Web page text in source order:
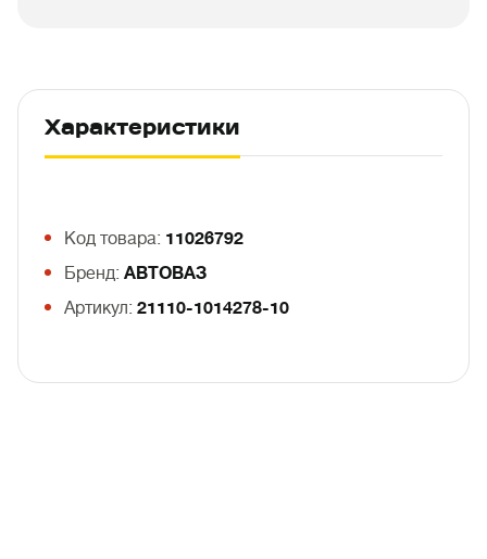
Характеристики
Код товара: 11026792
Бренд: АВТОВАЗ
Артикул: 21110-1014278-10